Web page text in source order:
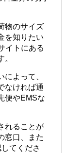
物のサイズ
を知りたい
イトにある
よって、
なければ通
便やEMSな
れることが
窓口、また
てくださ